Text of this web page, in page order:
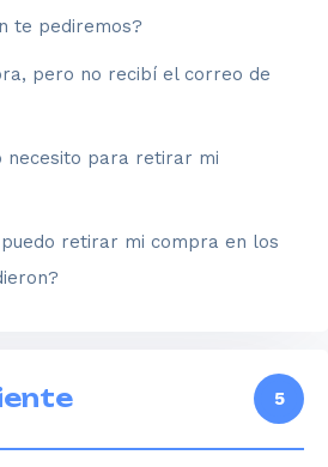
te pediremos?
pero no recibí el correo de
necesito para retirar mi
puedo retirar mi compra en los
5